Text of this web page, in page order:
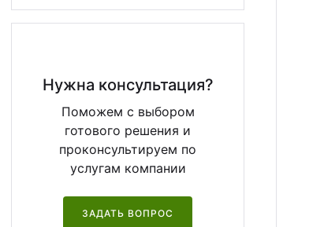
Нужна консультация?
Поможем с выбором
готового решения и
проконсультируем по
услугам компании
ЗАДАТЬ ВОПРОС